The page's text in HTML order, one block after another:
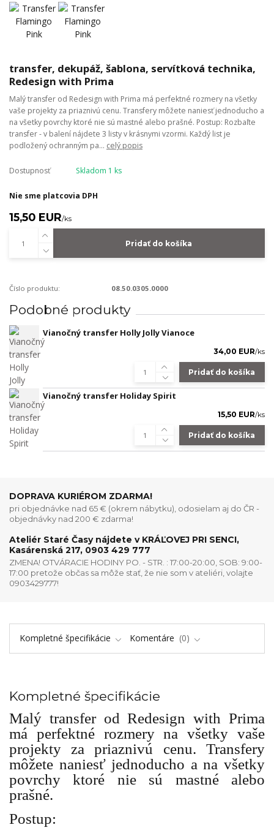
transfer, dekupáž, šablona, servítková technika,
Redesign with Prima
Malý transfer od Redesign with Prima má perfektné rozmery na všetky
vaše projekty za priaznivú cenu. Transfery môžete naniesť jednoducho a
na všetky povrchy ktoré nie sú mastné alebo prašné. Postup: Rozbaľte
transfer - v balení nájdete 3 listy v krásnymi vzormi. Každý list je
podložený ochranným pa... celý popis
Dostupnosť Skladom 1 ks
Nie sme platcovia DPH
15,50 EUR/ks
Pridať do košíka
Číslo produktu: 08.50.0305.0000
Podobné produkty
Vianočný transfer Holly Jolly Vianoce
34,00 EUR/ks
Pridať do košíka
Vianočný transfer Holiday Spirit
15,50 EUR/ks
Pridať do košíka
DOPRAVA KURIÉROM ZDARMA!
pri objednávke nad 65 € (okrem nábytku), odosielam aj do ČR -
objednávky nad 200 € zdarma!
Ateliér Staré Časy nájdete v KRÁĽOVEJ PRI SENCI,
Kasárenská 217, 0903 429 777
ZMENA! OTVÁRACIE HODINY PO. - STR. : 17:00-20:00, SOB: 9:00-
17:00 pretože občas sa môže stať, že nie som v ateliéri, volajte
0903429777!
Kompletné špecifikácie Komentáre 0
Kompletné špecifikácie
Malý transfer od Redesign with Prima
má perfektné rozmery na všetky vaše
projekty za priaznivú cenu. Transfery
môžete naniesť jednoducho a na všetky
povrchy ktoré nie sú mastné alebo
prašné.
Postup: